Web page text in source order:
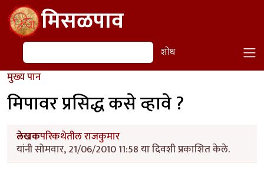
Skip to main contentमिसळपाव
शोध शोध
मुख्य पान
मिपावर प्रसिद्ध कसे व्हावे ?
लेखकपरिकथेतील राजकुमार
यांनी सोमवार, 21/06/2010 11:58 या दिवशी प्रकाशित केले.